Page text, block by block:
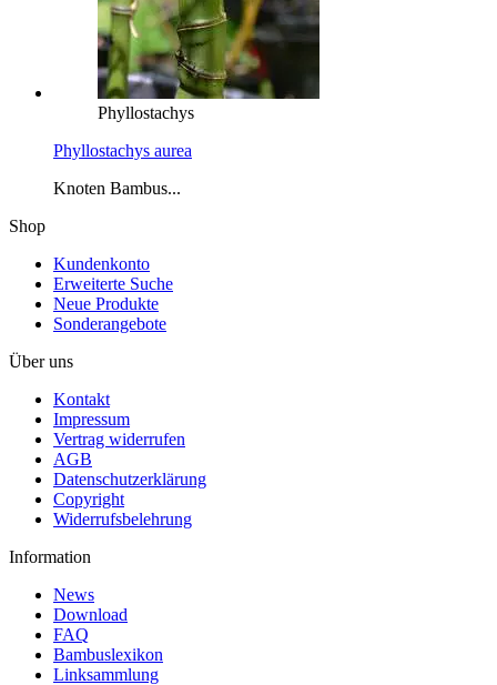
Phyllostachys
Phyllostachys aurea
Knoten Bambus...
Shop
Kundenkonto
Erweiterte Suche
Neue Produkte
Sonderangebote
Über uns
Kontakt
Impressum
Vertrag widerrufen
AGB
Datenschutzerklärung
Copyright
Widerrufsbelehrung
Information
News
Download
FAQ
Bambuslexikon
Linksammlung